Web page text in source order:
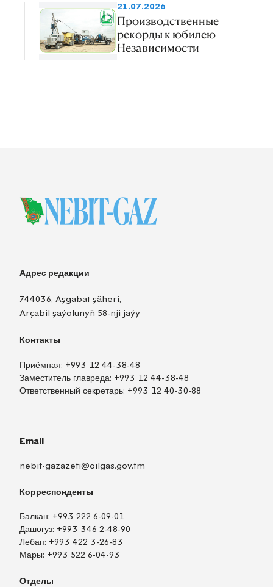
21.07.2026
Производственные
рекорды к юбилею
Независимости
Адрес редакции
744036, Aşgabat şäheri,
Arçabil şaýolunyň 58-nji jaýy
Контакты
Приёмная: +993 12 44-38-48
Заместитель главреда: +993 12 44-38-48
Ответственный секретарь: +993 12 40-30-88
Email
nebit-gazazeti@oilgas.gov.tm
Корреспонденты
Балкан: +993 222 6-09-01
Дашогуз: +993 346 2-48-90
Лебап: +993 422 3-26-83
Мары: +993 522 6-04-93
Отделы